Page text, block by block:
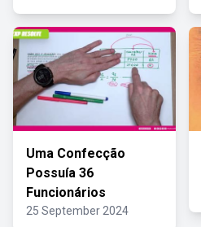
Uma Confecção
Possuía 36
Funcionários
25 September 2024